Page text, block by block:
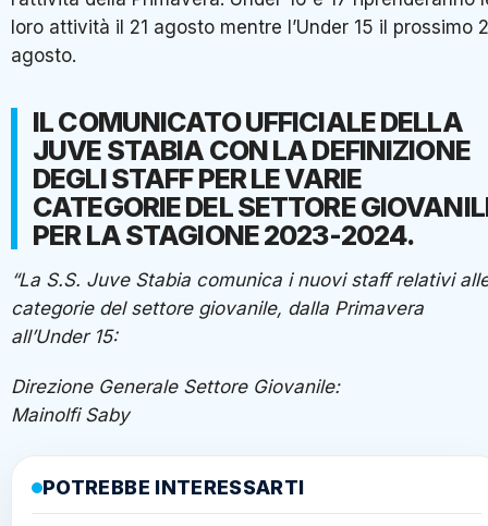
loro attività il 21 agosto mentre l’Under 15 il prossimo
agosto.
IL COMUNICATO UFFICIALE DELLA
JUVE STABIA CON LA DEFINIZIONE
DEGLI STAFF PER LE VARIE
CATEGORIE DEL SETTORE
PER LA STAGIONE 2023-2024.
“La S.S. Juve Stabia comunica i nuovi staff relativi
categorie del settore giovanile, dalla Primavera
all’Under 15:
Direzione Generale Settore Giovanile:
Mainolfi Saby
POTREBBE INTERESSARTI